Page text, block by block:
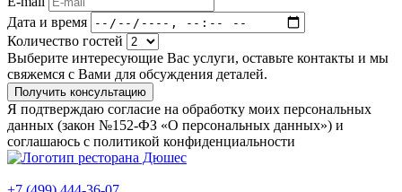
Дата и время
Количество гостей
Выберите интересующие Вас услуги, оставьте контакты и мы
свяжемся с Вами для обсуждения деталей.
Получить консультацию
Я подтверждаю согласие на обработку моих персональных
данных (закон №152-ФЗ «О персональных данных») и
соглашаюсь с политикой конфиденциальности